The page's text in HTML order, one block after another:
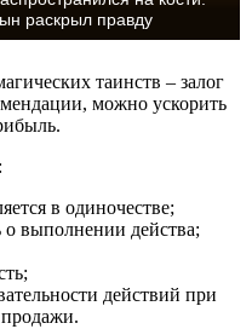
раскрыл правду
таинств – залог
можно ускорить
в одиночестве;
о выполнении действа;
действий при